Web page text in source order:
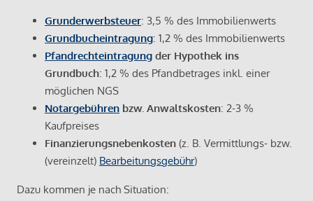
Grunderwerbsteuer: 3,5 % des Immobilienwerts
Grundbucheintragung: 1,2 % des Immobilienwerts
Pfandrechteintragung der Hypothek ins
Grundbuch: 1,2 % des Pfandbetrages inkl. einer
möglichen NGS
Notargebühren bzw. Anwaltskosten: 2-3 %
Kaufpreises
Finanzierungsnebenkosten (z. B. Vermittlungs- bzw.
(vereinzelt) Bearbeitungsgebühr)
Dazu kommen je nach Situation: